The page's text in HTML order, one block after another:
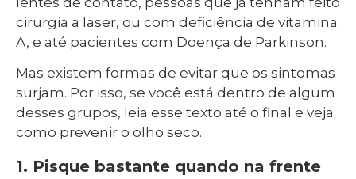
cirurgia a laser, ou com deficiência de vitamina
A, e até pacientes com Doença de Parkinson.
Mas existem formas de evitar que os sintomas
surjam. Por isso, se você está dentro de algum
desses grupos, leia esse texto até o final e veja
como prevenir o olho seco.
1. Pisque bastante quando na frente